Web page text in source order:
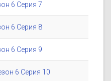
6 Серия 7
6 Серия 8
6 Серия 9
6 Серия 10